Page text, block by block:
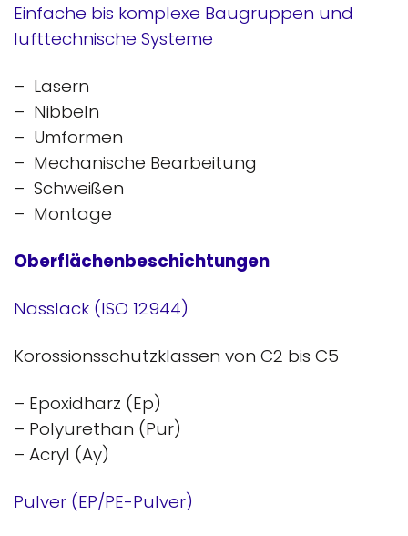
Einfache bis komplexe Baugruppen und
lufttechnische Systeme
– Lasern
– Nibbeln
– Umformen
– Mechanische Bearbeitung
– Schweißen
– Montage
Oberflächenbeschichtungen
Nasslack (ISO 12944)
Korossionsschutzklassen von C2 bis C5
– Epoxidharz (Ep)
– Polyurethan (Pur)
– Acryl (Ay)
Pulver (EP/PE-Pulver)